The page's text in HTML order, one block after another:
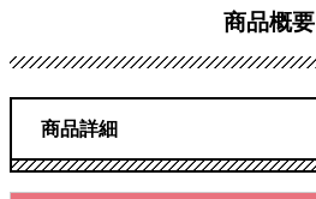
商品概要
商品詳細